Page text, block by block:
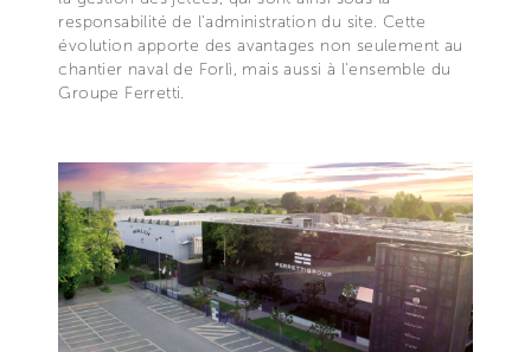
responsabilité de l'administration du site. Cette
évolution apporte des avantages non seulement au
chantier naval de Forlì, mais aussi à l'ensemble du
Groupe Ferretti.